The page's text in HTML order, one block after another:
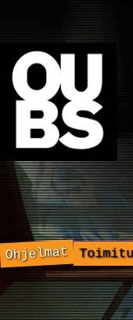
Ohjelmat